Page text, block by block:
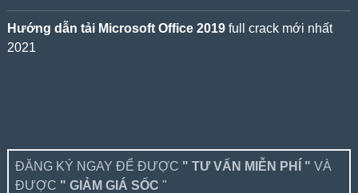
Hướng dẫn tải Microsoft Office 2019full crack mới nhất
2021
ĐĂNG KÝ NGAY ĐỂ ĐƯỢC " TƯ VẤN MIỄN PHÍ " VÀ
ĐƯỢC " GIẢM GIÁ SỐC "